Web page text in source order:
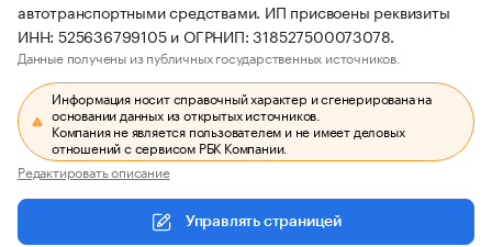
автотранспортными средствами. ИП присвоены реквизиты
ИНН: 525636799105 и ОГРНИП: 318527500073078.
Данные получены из публичных государственных источников.
Информация носит справочный характер и сгенерирована на
основании данных из открытых источников.
Компания не является пользователем и не имеет деловых
отношений с сервисом РБК Компании.
Редактировать описание
Управлять страницей